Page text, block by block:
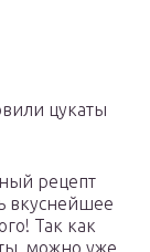
цукаты
рецепт
вкуснейшее
Так как
можно уже